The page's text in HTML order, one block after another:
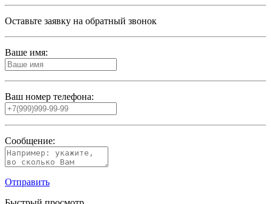
Оставьте заявку на обратный звонок
Ваше имя:
Ваш номер телефона:
Сообщение:
Отправить